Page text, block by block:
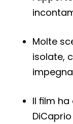
Molte
isolate,
Il film